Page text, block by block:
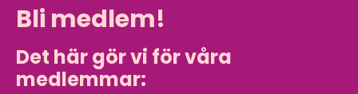
Bli medlem!
Det här gör vi för våra
medlemmar: